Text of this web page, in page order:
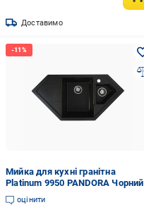
Доставимо
Мийка для кухні гранітна
Platinum 9950 PANDORA Чорний
матовий (9050-33)
оцінити